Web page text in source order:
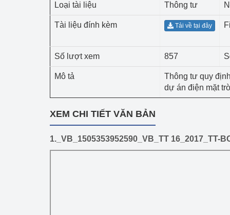
Chuyển đổi số
Bản tin Thị trường
Phát triển nguồn
Tổ chức kiểm định
Văn hóa ngành
Loại tài liệu Thông tư
Tài liệu đính kèm Tải về tại đây
Số lượt xem 857
Mô tả
Thông tư quy
dự án điện mặt
XEM CHI TIẾT VĂN BẢN
1._VB_1505353952590_VB_TT 16_2017_TT-